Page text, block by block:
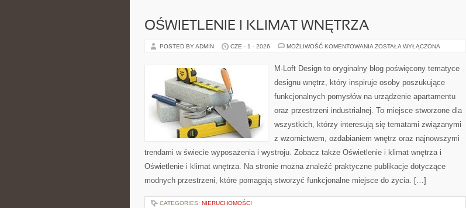
OŚWIETLENIE I KLIMAT WNĘTRZA
POSTED BY ADMIN CZE - 1 - 2026 MOŻLIWOŚĆ KOMENTOWANIA OŚWIETLENIE
WNĘTRZA
ZOSTAŁA WYŁĄCZONA
M-Loft Design to oryginalny blog poświęcony tematyce
designu wnętrz, który inspiruje osoby poszukujące
funkcjonalnych pomysłów na urządzenie apartamentu
oraz przestrzeni industrialnej. To miejsce stworzone dla
wszystkich, którzy interesują się tematami związanymi
z wzornictwem, ozdabianiem wnętrz oraz najnowszymi
trendami w świecie wyposażenia i wystroju. Zobacz także Oświetlenie i klimat wnętrza i
Oświetlenie i klimat wnętrza. Na stronie można znaleźć praktyczne publikacje dotyczące
modnych przestrzeni, które pomagają stworzyć funkcjonalne miejsce do życia. […]
CATEGORIES: NIERUCHOMOŚCI